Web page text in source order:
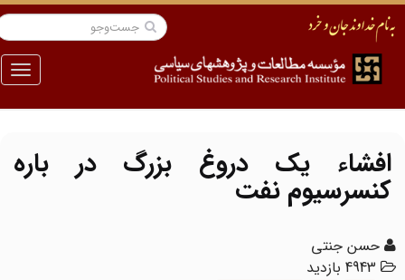
منو
افشاء یک دروغ بزرگ در باره
کنسرسیوم نفت
حسن جنتی
4943 بازدید